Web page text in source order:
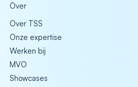
Over
Over TSS
Onze expertise
Werken bij
MVO
Showcases